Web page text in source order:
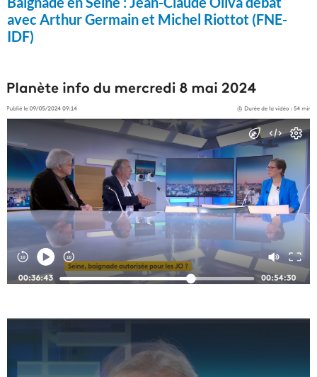
avec Arthur Germain et Michel Riottot (FNE-
IDF)